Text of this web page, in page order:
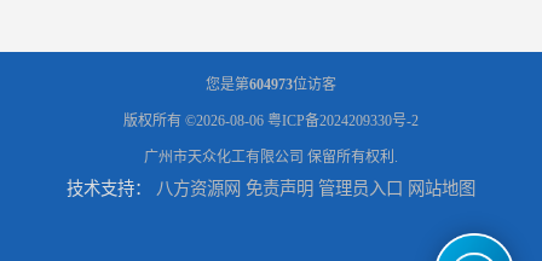
您是第604973位访客
版权所有 ©2026-08-06 粤ICP备2024209330号-2
广州市天众化工有限公司 保留所有权利.
技术支持： 八方资源网 免责声明 管理员入口 网站地图